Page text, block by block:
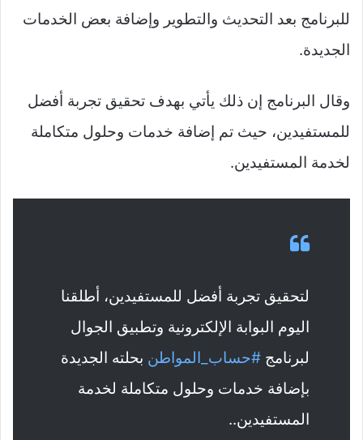
للبرنامج بعد التحديث والتطوير وإضافة بعض الخدمات
الجديدة.
وقال البرنامج إن ذلك يأتي بهدف تحقيق تجربة أفضل
للمستفيدين، حيث تم إضافة خدمات وحلول متكاملة
لخدمة المستفيدين.
لتحقيق تجربة أفضل للمستفيدين، أطلقنا
اليوم البوابة الإلكترونية وتطبيق الجوال
لبرنامج #حساب_المواطن بحلته الجديدة
بإضافة خدمات وحلول متكاملة لخدمة
المستفيدين..